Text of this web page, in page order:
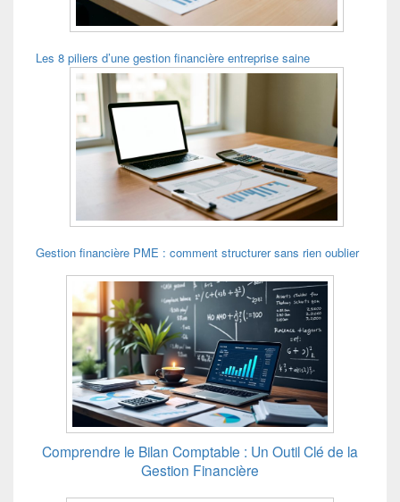
Les 8 piliers d’une gestion financière entreprise saine
Gestion financière PME : comment structurer sans rien oublier
Comprendre le Bilan Comptable : Un Outil Clé de la
Gestion Financière